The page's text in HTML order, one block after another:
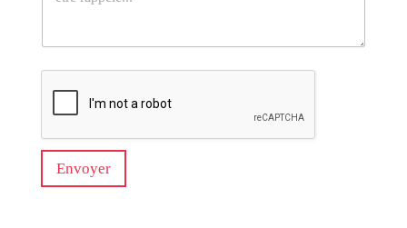
Envoyer